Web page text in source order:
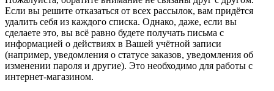
Если вы решите отказаться от всех рассылок, вам придётся
удалить себя из каждого списка. Однако, даже, если вы
сделаете это, вы всё равно будете получать письма с
информацией о действиях в Вашей учётной записи
(например, уведомления о статусе заказов, уведомления об
изменении пароля и другие). Это необходимо для работы с
интернет-магазином.